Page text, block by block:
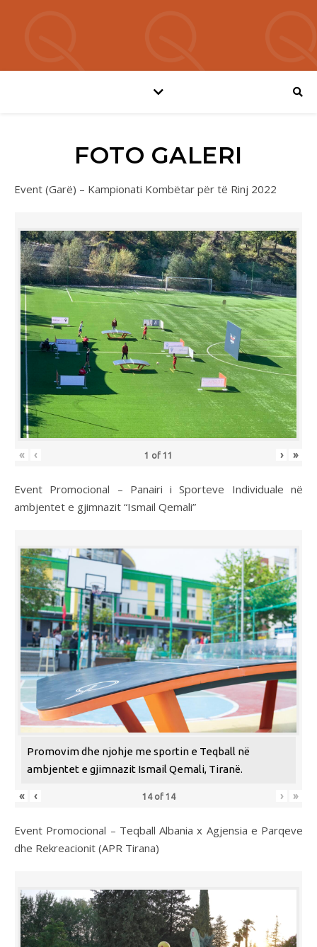
FOTO GALERI
Event (Garë) – Kampionati Kombëtar për të Rinj 2022
« ‹ 1 of 11 › »
Event Promocional – Panairi i Sporteve Individuale në
ambjentet e gjimnazit “Ismail Qemali”
Promovim dhe njohje me sportin e Teqball në
ambjentet e gjimnazit Ismail Qemali, Tiranë.
« ‹ 14of 14 › »
Event Promocional – Teqball Albania x Agjensia e Parqeve
dhe Rekreacionit (APR Tirana)